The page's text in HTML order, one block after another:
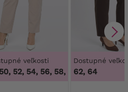
52/54, 56/58, 60/62
veľkosti
52, 54, 56, 58, 60, 62, 64
Dostupné
62, 64